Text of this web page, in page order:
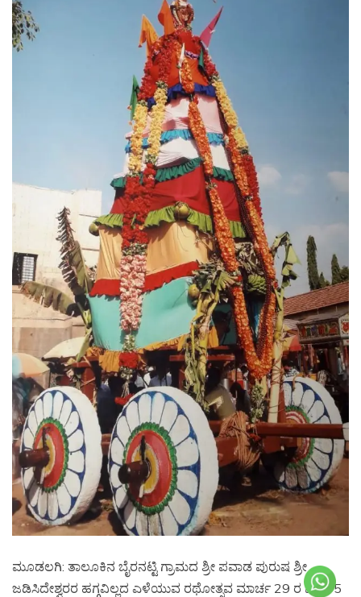
ಮೂಡಲಗಿ: ತಾಲೂಕಿನ ಬೈರನಟ್ಟಿ ಗ್ರಾಮದ ಶ್ರೀ ಪವಾಡ ಪುರುಷ ಶ್ರೀ
ಜಡಿಸಿದೇಶ್ವರರ ಹಗ್ಗವಿಲ್ಲದ ಎಳೆಯುವ ರಥೋತ್ಸವ ಮಾರ್ಚ 29 ರ ವರೆಗೆ 5